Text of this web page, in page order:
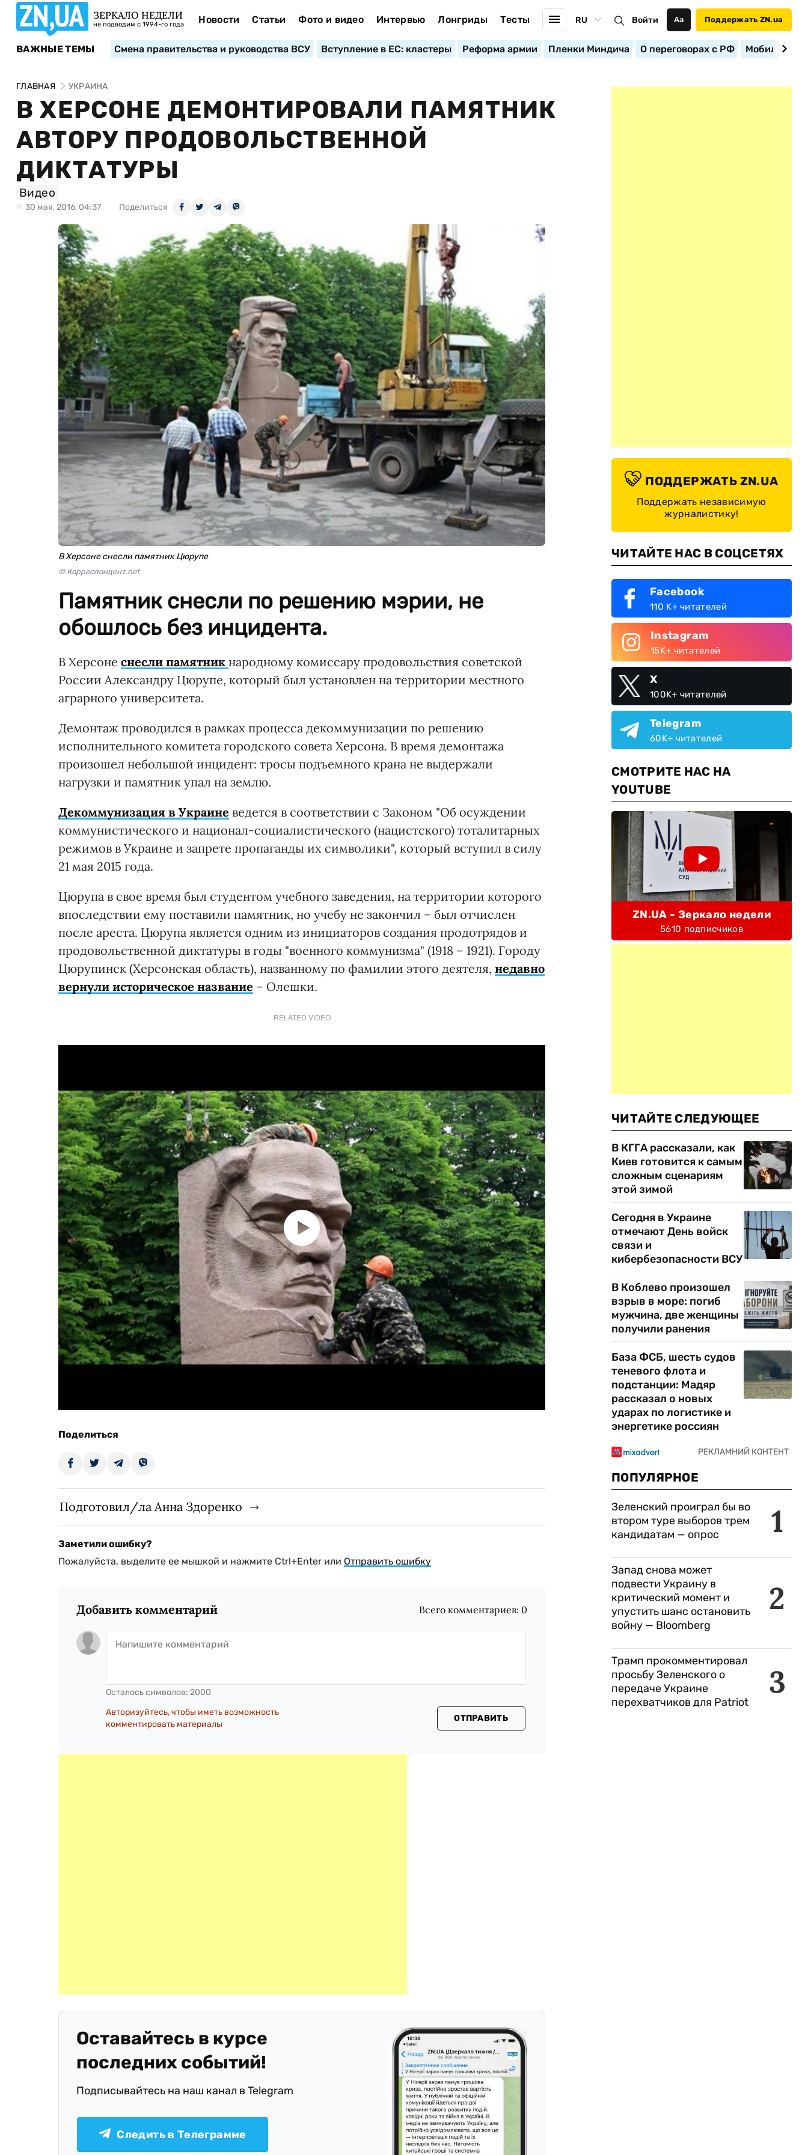
ЗЕРКАЛО НЕДЕЛИ
не подводим с 1994-го года Новости Статьи Фото и видео Интервью Лонгриды Тесты RU Войти Аа Поддержать ZN.ua
ВАЖНЫЕ ТЕМЫ Смена правительства и руководства ВСУ Вступление в ЕС: кластеры Реформа армии Пленки Миндича О переговорах с РФ
ГЛАВНАЯ УКРАИНА
В ХЕРСОНЕ ДЕМОНТИРОВАЛИ ПАМЯТНИК
АВТОРУ ПРОДОВОЛЬСТВЕННОЙ
ДИКТАТУРЫ
Видео
30 мая, 2016, 04:37 Поделиться
В Херсоне снесли памятник Цюрупе
© Корреспондент.net
Памятник снесли по решению мэрии, не
обошлось без инцидента.
В Херсоне снесли памятник народному комиссару продовольствия советской
России Александру Цюрупе, который был установлен на территории местного
аграрного университета.
Демонтаж проводился в рамках процесса декоммунизации по решению
исполнительного комитета городского совета Херсона. В время демонтажа
произошел небольшой инцидент: тросы подъемного крана не выдержали
нагрузки и памятник упал на землю.
Декоммунизация в Украине ведется в соответствии с Законом "Об осуждении
коммунистического и национал-социалистического (нацистского) тоталитарных
режимов в Украине и запрете пропаганды их символики", который вступил в силу
21 мая 2015 года.
Цюрупа в свое время был студентом учебного заведения, на территории которого
впоследствии ему поставили памятник, но учебу не закончил – был отчислен
после ареста. Цюрупа является одним из инициаторов создания продотрядов и
продовольственной диктатуры в годы "военного коммунизма" (1918 – 1921). Городу
Цюрупинск (Херсонская область), названному по фамилии этого деятеля, недавно
вернули историческое название – Олешки.
RELATED VIDEO
Поделиться
Подготовил/ла Анна Здоренко
Заметили ошибку?
Пожалуйста, выделите ее мышкой и нажмите Ctrl+Enter или Отправить ошибку
Добавить комментарий Всего комментариев: 0
Осталось символов: 2000
Авторизуйтесь, чтобы иметь возможность
комментировать материалы
ОТПРАВИТЬ
Оставайтесь в курсе
последних событий!
Подписывайтесь на наш канал в Telegram
Следить в Телеграмме
ПОДДЕРЖАТЬ ZN.UA
Поддержать независимую
журналистику!
ЧИТАЙТЕ НАС В СОЦСЕТЯХ
Facebook
110 K+ читателей
Instagram
15K+ читателей
X
100K+ читателей
Telegram
60K+ читателей
СМОТРИТЕ НАС НА
YOUTUBE
ZN.UA - Зеркало недели
5610 подписчиков
ЧИТАЙТЕ СЛЕДУЮЩЕЕ
В КГГА рассказали, как
Киев готовится к самым
сложным сценариям
этой зимой
Сегодня в Украине
отмечают День войск
связи и
кибербезопасности ВСУ
В Коблево произошел
взрыв в море: погиб
мужчина, две женщины
получили ранения
База ФСБ, шесть судов
теневого флота и
подстанции: Мадяр
рассказал о новых
ударах по логистике и
энергетике россиян
ПОПУЛЯРНОЕ
1
Зеленский проиграл бы во
втором туре выборов трем
кандидатам — опрос
2
Запад снова может
подвести Украину в
критический момент и
упустить шанс остановить
войну — Bloomberg
3
Трамп прокомментировал
просьбу Зеленского о
передаче Украине
перехватчиков для Patriot